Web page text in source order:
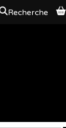
Recherche